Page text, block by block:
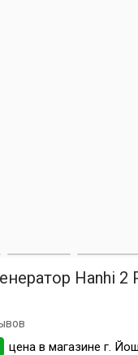
Hanhi 2
цена в магазине г.